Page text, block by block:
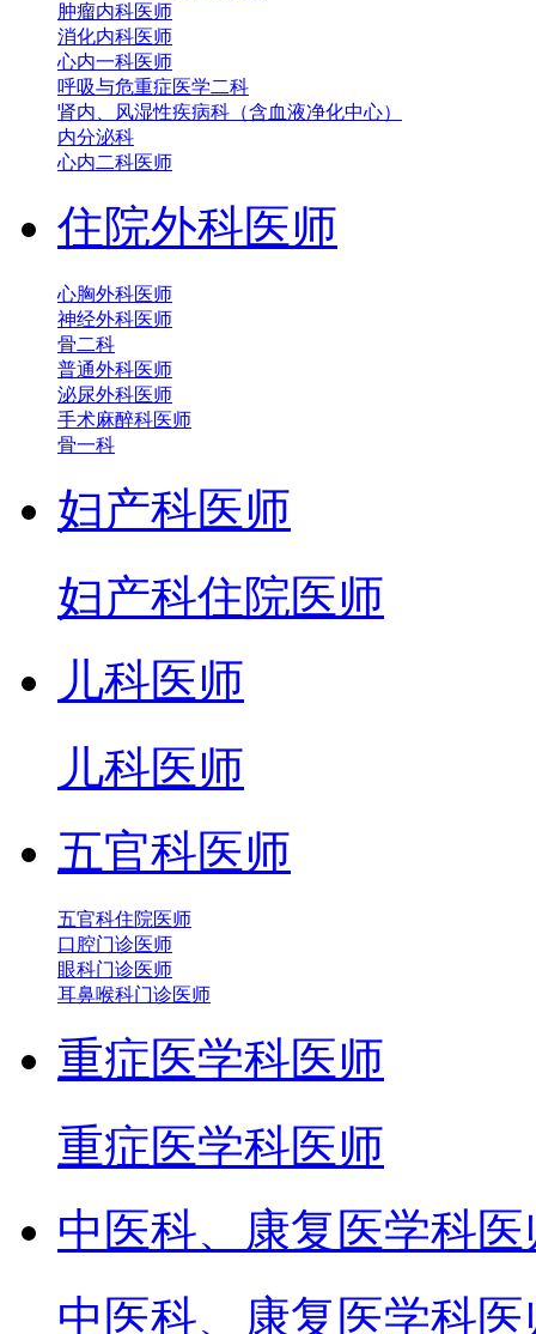
肿瘤内科医师
消化内科医师
心内一科医师
呼吸与危重症医学二科
肾内、风湿性疾病科（含血液净化中心）
内分泌科
心内二科医师
住院外科医师
心胸外科医师
神经外科医师
骨二科
普通外科医师
泌尿外科医师
手术麻醉科医师
骨一科
妇产科医师
妇产科住院医师
儿科医师
儿科医师
五官科医师
五官科住院医师
口腔门诊医师
眼科门诊医师
耳鼻喉科门诊医师
重症医学科医师
重症医学科医师
中医科、康复医学科医
中医科、康复医学科医